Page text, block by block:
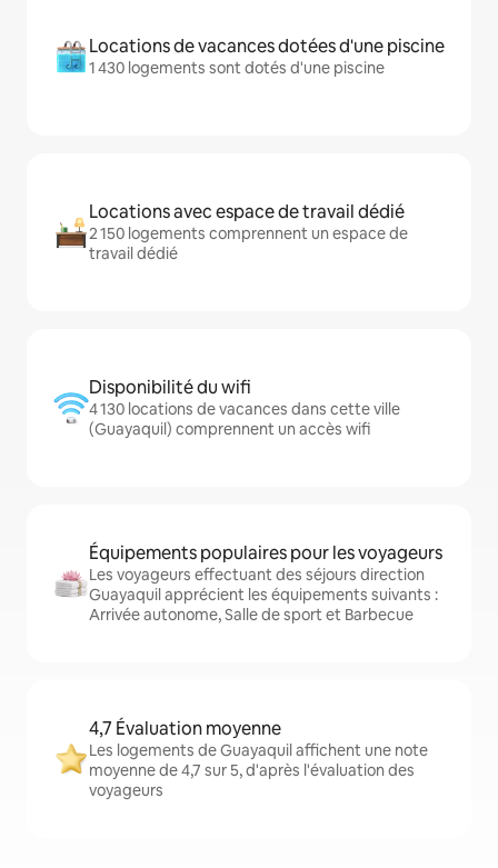
Locations de vacances dotées d'une piscine
1 430 logements sont dotés d'une piscine
Locations avec espace de travail dédié
2 150 logements comprennent un espace de
travail dédié
Disponibilité du wifi
4 130 locations de vacances dans cette ville
(Guayaquil) comprennent un accès wifi
Équipements populaires pour les voyageurs
Les voyageurs effectuant des séjours direction
Guayaquil apprécient les équipements suivants :
Arrivée autonome, Salle de sport et Barbecue
4,7 Évaluation moyenne
Les logements de Guayaquil affichent une note
moyenne de 4,7 sur 5, d'après l'évaluation des
voyageurs